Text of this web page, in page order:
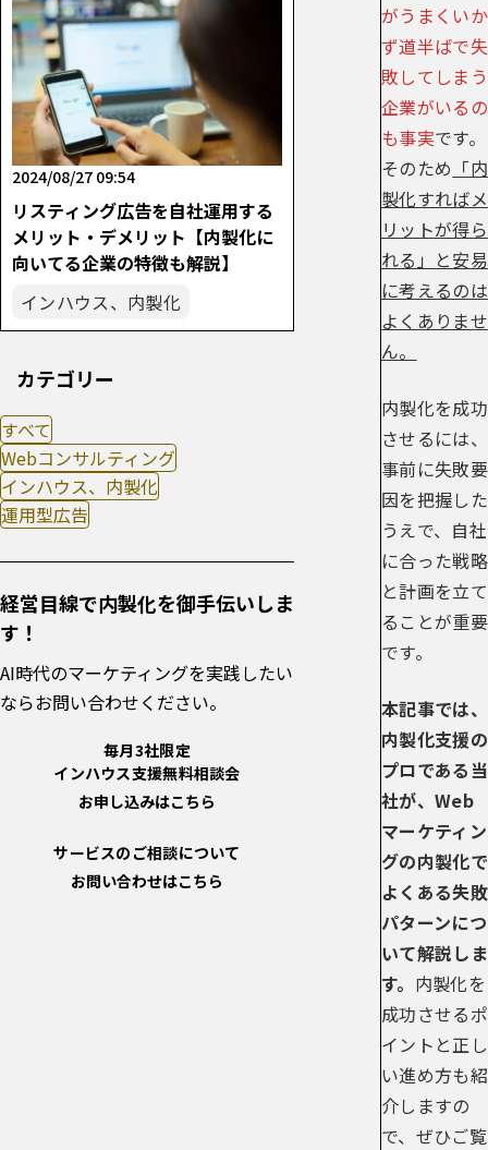
がうまくいか
ず道半ばで失
敗してしまう
企業がいるの
も事実です。
そのため 「内
製化すればメ
リットが得ら
れる」と安易
に考えるのは
よくありませ
ん。
内製化を成功
させるには、
事前に失敗要
因を把握した
うえで、自社
に合った戦略
と計画を立て
ることが重要
です。
本記事では、
内製化支援の
プロである当
社が、Web
マーケティン
グの内製化で
よくある失敗
パターンにつ
いて解説しま
す。 内製化を
成功させるポ
イントと正し
い進め方も紹
介しますの
で、ぜひご覧
2024/08/27 09:54
リスティング広告を自社運用する
メリット・デメリット【内製化に
向いてる企業の特徴も解説】
インハウス、内製化
カテゴリー
すべて
Webコンサルティング
インハウス、内製化
運用型広告
経営目線で内製化を御手伝いしま
す！
AI時代のマーケティングを実践したい
ならお問い合わせください。
毎月3社限定
インハウス支援無料相談会
お申し込みはこちら
サービスのご相談について
お問い合わせはこちら